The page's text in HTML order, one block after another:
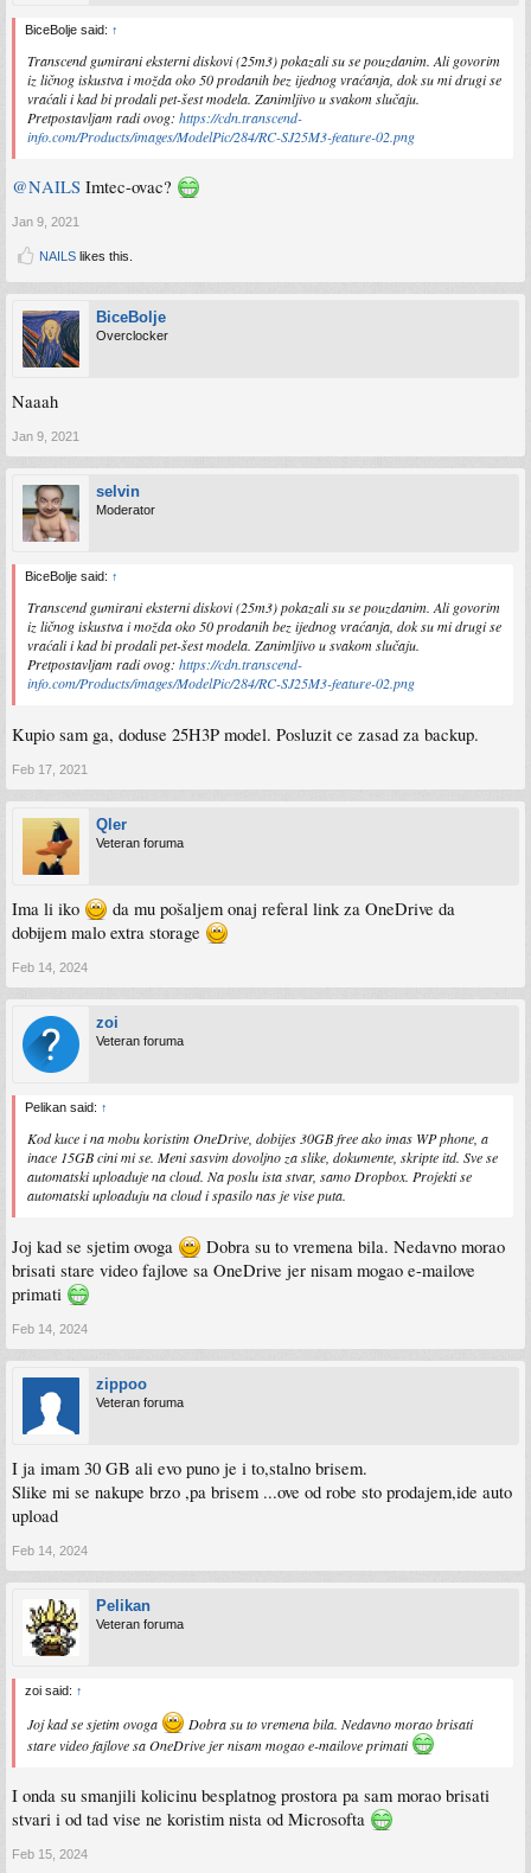
BiceBolje said: ↑
Transcend gumirani eksterni diskovi (25m3) pokazali su se pouzdanim. Ali govorim
iz ličnog iskustva i možda oko 50 prodanih bez ijednog vraćanja, dok su mi drugi se
vraćali i kad bi prodali pet-šest modela. Zanimljivo u svakom slučaju.
Pretpostavljam radi ovog: https://cdn.transcend-
info.com/Products/images/ModelPic/284/RC-SJ25M3-feature-02.png
@NAILS Imtec-ovac?
Jan 9, 2021
NAILS likes this.
BiceBolje
Overclocker
Naaah
Jan 9, 2021
selvin
Moderator
BiceBolje said: ↑
Transcend gumirani eksterni diskovi (25m3) pokazali su se pouzdanim. Ali govorim
iz ličnog iskustva i možda oko 50 prodanih bez ijednog vraćanja, dok su mi drugi se
vraćali i kad bi prodali pet-šest modela. Zanimljivo u svakom slučaju.
Pretpostavljam radi ovog: https://cdn.transcend-
info.com/Products/images/ModelPic/284/RC-SJ25M3-feature-02.png
Kupio sam ga, doduse 25H3P model. Posluzit ce zasad za backup.
Feb 17, 2021
Qler
Veteran foruma
Ima li iko
da mu pošaljem onaj referal link za OneDrive da
dobijem malo extra storage
Feb 14, 2024
zoi
Veteran foruma
Pelikan said: ↑
Kod kuce i na mobu koristim OneDrive, dobijes 30GB free ako imas WP phone, a
inace 15GB cini mi se. Meni sasvim dovoljno za slike, dokumente, skripte itd. Sve se
automatski uploaduje na cloud. Na poslu ista stvar, samo Dropbox. Projekti se
automatski uploaduju na cloud i spasilo nas je vise puta.
Joj kad se sjetim ovoga
Dobra su to vremena bila. Nedavno morao
brisati stare video fajlove sa OneDrive jer nisam mogao e-mailove
primati
Feb 14, 2024
zippoo
Veteran foruma
I ja imam 30 GB ali evo puno je i to,stalno brisem.
Slike mi se nakupe brzo ,pa brisem ...ove od robe sto prodajem,ide auto
upload
Feb 14, 2024
Pelikan
Veteran foruma
zoi said: ↑
Joj kad se sjetim ovoga
Dobra su to vremena bila. Nedavno morao brisati
stare video fajlove sa OneDrive jer nisam mogao e-mailove primati
I onda su smanjili kolicinu besplatnog prostora pa sam morao brisati
stvari i od tad vise ne koristim nista od Microsofta
Feb 15, 2024